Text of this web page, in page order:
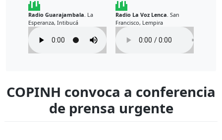
Radio Guarajambala. La
Esperanza, Intibucá
Radio La Voz Lenca. San
Francisco, Lempira
COPINH convoca a conferencia
de prensa urgente